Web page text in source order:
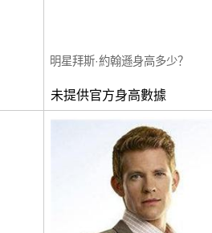
明星拜斯·約翰遜身高多少？
未提供官方身高數據